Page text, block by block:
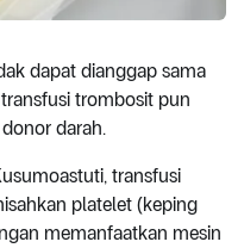
dapat dianggap sama
trombosit pun
darah.
transfusi
platelet (keping
memanfaatkan mesin